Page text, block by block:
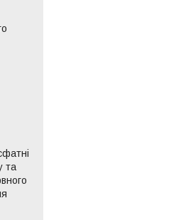
та